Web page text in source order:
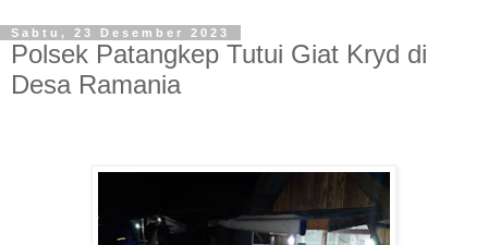
Sabtu, 23 Desember 2023
Polsek Patangkep Tutui Giat Kryd di
Desa Ramania